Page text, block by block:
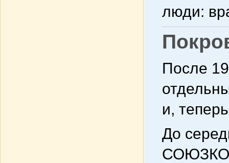
люди:
После
и,
До